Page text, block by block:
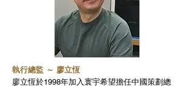
執行總監 ～ 廖立恆
廖立恆於1998年加入寰宇希望擔任中國策劃總